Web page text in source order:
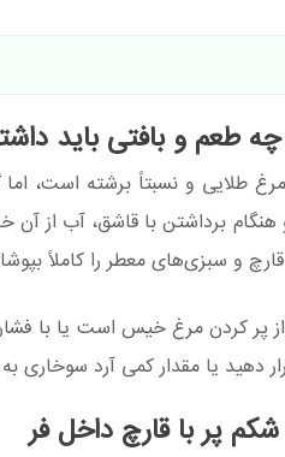
طعم و بافتی باید
طلایی و نسبتاً برشته است،
هنگام برداشتن با قاشق، آب از
و سبزی‌های معطر را کاملاً
پر کردن مرغ خیس است یا با
دهید یا مقدار کمی آرد سوخاری
پر با قارچ داخل فر